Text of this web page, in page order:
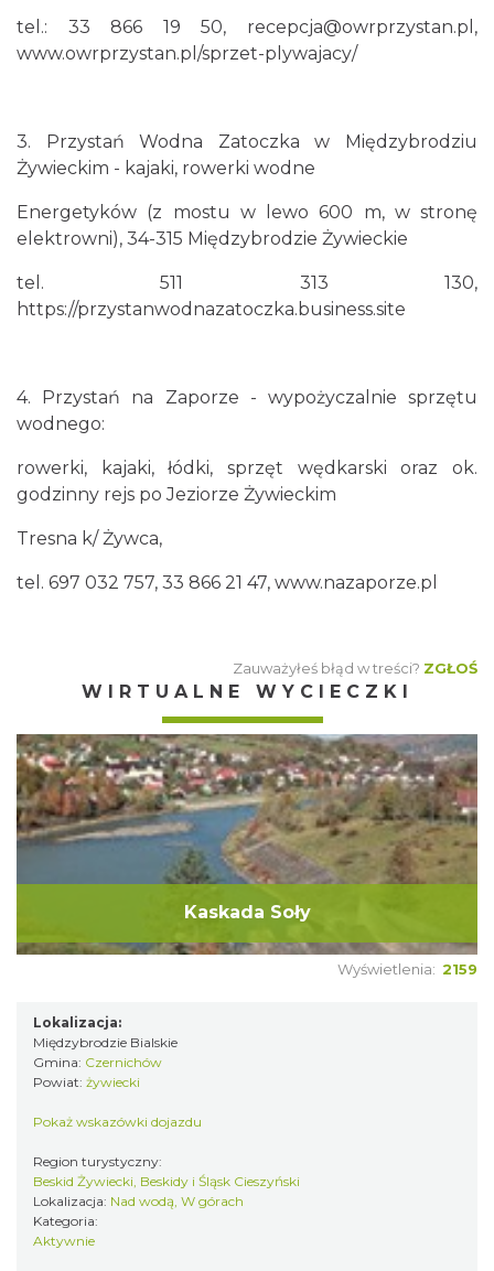
tel.: 33 866 19 50, recepcja@owrprzystan.pl,
www.owrprzystan.pl/sprzet-plywajacy/
3. Przystań Wodna Zatoczka w Międzybrodziu
Żywieckim - kajaki, rowerki wodne
Energetyków (z mostu w lewo 600 m, w stronę
elektrowni), 34-315 Międzybrodzie Żywieckie
tel. 511 313 130,
https://przystanwodnazatoczka.business.site
4. Przystań na Zaporze - wypożyczalnie sprzętu
wodnego:
rowerki, kajaki, łódki, sprzęt wędkarski oraz ok.
godzinny rejs po Jeziorze Żywieckim
Tresna k/ Żywca,
tel. 697 032 757, 33 866 21 47, www.nazaporze.pl
Zauważyłeś błąd w treści? ZGŁOŚ
WIRTUALNE WYCIECZKI
Kaskada Soły
Wyświetlenia: 2159
Lokalizacja:
Międzybrodzie Bialskie
Gmina: Czernichów
Powiat: żywiecki
Pokaż wskazówki dojazdu
Region turystyczny:
Beskid Żywiecki, Beskidy i Śląsk Cieszyński
Lokalizacja: Nad wodą, W górach
Kategoria:
Aktywnie